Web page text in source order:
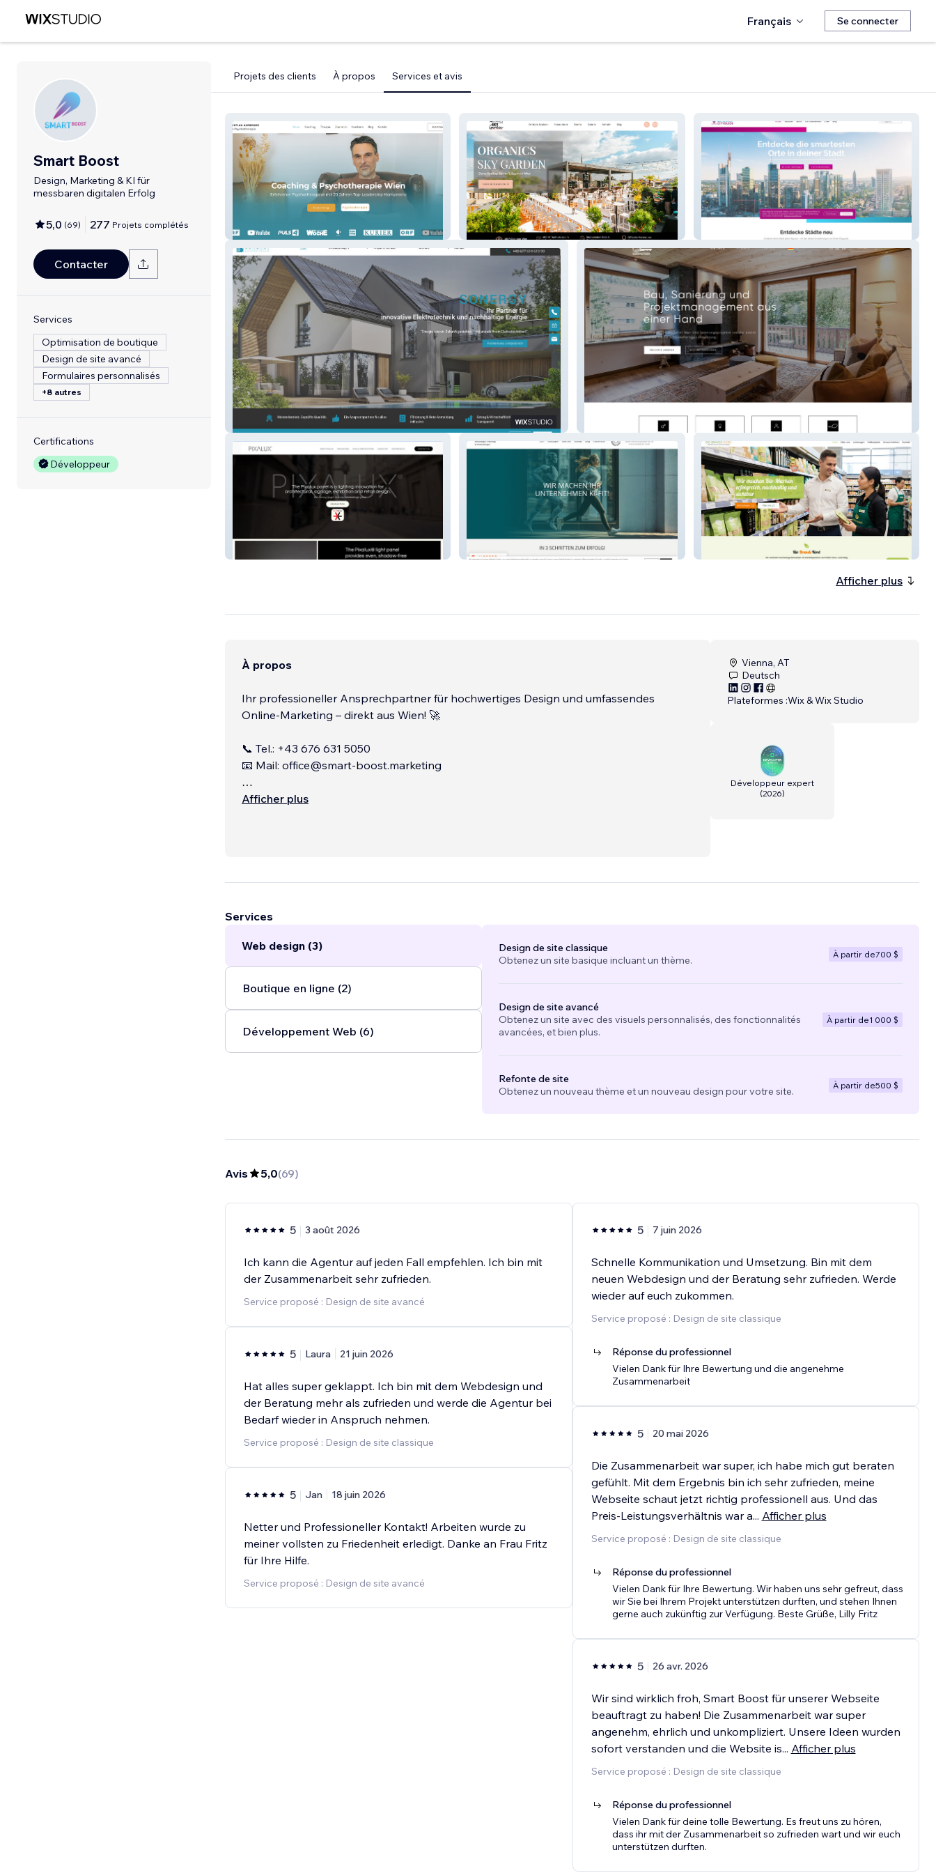
Français Se connecter
Smart Boost
Design, Marketing & KI für
messbaren digitalen Erfolg
5,0 (69) 277 Projets complétés
Contacter
Services
Optimisation de boutique
Design de site avancé
Formulaires personnalisés
+8 autres
Certifications
Développeur
Projets des clients À propos Services et avis
www.christianasperger.com Redbull Organics Skygarden Smart Cityguide
Sonergy
Afficher plus
À propos
Ihr professioneller Ansprechpartner für hochwertiges Design und umfassendes
Online-Marketing – direkt aus Wien! 🚀
📞 Tel.: +43 676 631 5050
📧 Mail: office@smart-boost.marketing
💡Webdesign: Kostenlose Analyse & Erstberatung
Afficher plus
Vienna, AT
Deutsch
Plateformes :Wix & Wix Studio
Développeur expert
(2026)
Services
Web design (3)
Boutique en ligne (2)
Développement Web (6)
Design de site classique
Obtenez un site basique incluant un thème.
À partir de700 $
Design de site avancé
Obtenez un site avec des visuels personnalisés, des fonctionnalités
avancées, et bien plus.
À partir de1 000 $
Refonte de site
Obtenez un nouveau thème et un nouveau design pour votre site.
À partir de500 $
Avis 5,0(69)
5 3 août 2026
Ich kann die Agentur auf jeden Fall empfehlen. Ich bin mit
der Zusammenarbeit sehr zufrieden.
Service proposé : Design de site avancé
5 Laura 21 juin 2026
Hat alles super geklappt. Ich bin mit dem Webdesign und
der Beratung mehr als zufrieden und werde die Agentur bei
Bedarf wieder in Anspruch nehmen.
Service proposé : Design de site classique
5 Jan 18 juin 2026
Netter und Professioneller Kontakt! Arbeiten wurde zu
meiner vollsten zu Friedenheit erledigt. Danke an Frau Fritz
für Ihre Hilfe.
Service proposé : Design de site avancé
5 7 juin 2026
Schnelle Kommunikation und Umsetzung. Bin mit dem
neuen Webdesign und der Beratung sehr zufrieden. Werde
wieder auf euch zukommen.
Service proposé : Design de site classique
Réponse du professionnel
Vielen Dank für Ihre Bewertung und die angenehme
Zusammenarbeit
5 20 mai 2026
Die Zusammenarbeit war super, ich habe mich gut beraten
gefühlt. Mit dem Ergebnis bin ich sehr zufrieden, meine
Webseite schaut jetzt richtig professionell aus. Und das
Preis-Leistungsverhältnis war a... Afficher plus
Service proposé : Design de site classique
Réponse du professionnel
Vielen Dank für Ihre Bewertung. Wir haben uns sehr gefreut, dass
wir Sie bei Ihrem Projekt unterstützen durften, und stehen Ihnen
gerne auch zukünftig zur Verfügung. Beste Grüße, Lilly Fritz
5 26 avr. 2026
Wir sind wirklich froh, Smart Boost für unserer Webseite
beauftragt zu haben! Die Zusammenarbeit war super
angenehm, ehrlich und unkompliziert. Unsere Ideen wurden
sofort verstanden und die Website is... Afficher plus
Service proposé : Design de site classique
Réponse du professionnel
Vielen Dank für deine tolle Bewertung. Es freut uns zu hören,
dass ihr mit der Zusammenarbeit so zufrieden wart und wir euch
unterstützen durften.